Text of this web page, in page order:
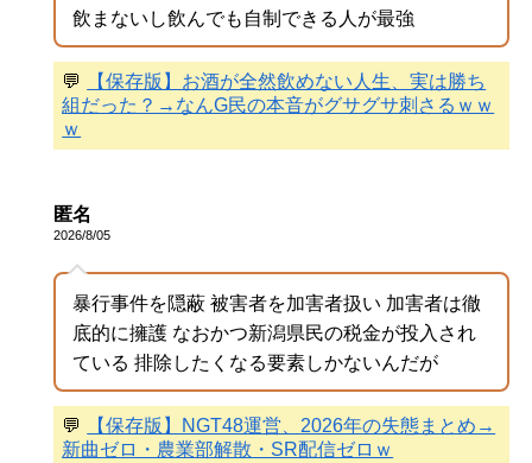
飲まないし飲んでも自制できる人が最強
💬
【保存版】お酒が全然飲めない人生、実は勝ち
組だった？→なんG民の本音がグサグサ刺さるｗｗ
ｗ
匿名
2026/8/05
暴行事件を隠蔽 被害者を加害者扱い 加害者は徹
底的に擁護 なおかつ新潟県民の税金が投入され
ている 排除したくなる要素しかないんだが
💬
【保存版】NGT48運営、2026年の失態まとめ→
新曲ゼロ・農業部解散・SR配信ゼロｗ